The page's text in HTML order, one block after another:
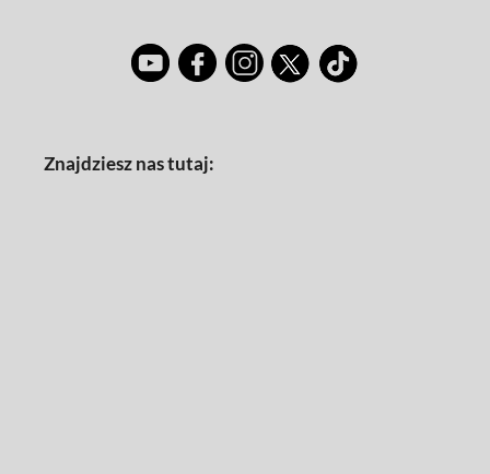
Znajdziesz nas tutaj: